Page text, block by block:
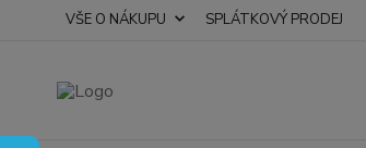
VŠE O NÁKUPU SPLÁTKOVÝ PRODEJ